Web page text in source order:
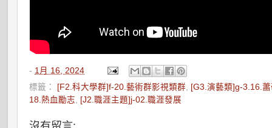
- 1月 16, 2024
標籤： [F2.科大學群]f-20.藝術群影視類群, [G3.演藝類]g-3.16.
18.熱血勵志, [J2.職涯主題]j-02.職涯發展